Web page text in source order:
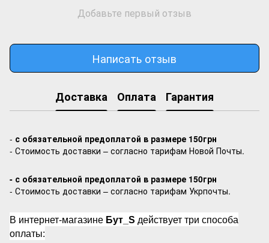
Добавьте первый отзыв
Написать отзыв
Доставка Оплата Гарантия
- с обязательной предоплатой в размере 150грн
- Стоимость доставки – согласно тарифам Новой Почты.
- с обязательной предоплатой в размере 150грн
- Стоимость доставки – согласно тарифам Укрпочты.
В интернет-магазине Бут_S действует три способа
оплаты: